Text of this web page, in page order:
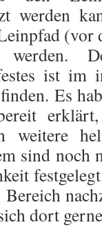
werden
(vor
ist im
Es
weitere
sind
dort